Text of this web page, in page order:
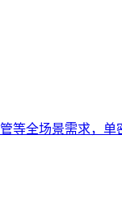
等全场景需求，单